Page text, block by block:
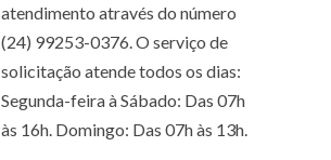
atendimento através do número
(24) 99253-0376. O serviço de
solicitação atende todos os dias:
Segunda-feira à Sábado: Das 07h
às 16h. Domingo: Das 07h às 13h.